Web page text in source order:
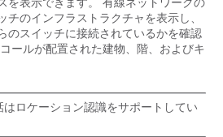
チのインフラストラクチャを表示し、
のスイッチに接続されているかを確認
ールが配置された建物、階、およびキ
はロケーション認識をサポートしてい